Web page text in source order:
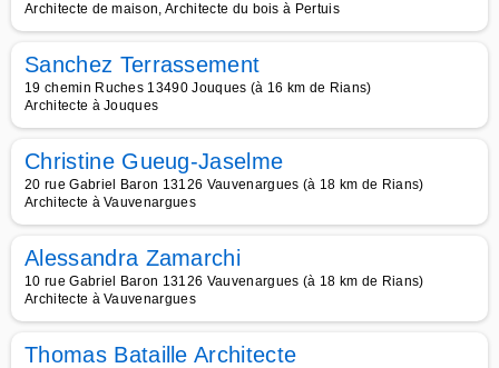
Architecte de maison, Architecte du bois à Pertuis
Sanchez Terrassement
19 chemin Ruches 13490 Jouques (à 16 km de Rians)
Architecte à Jouques
Christine Gueug-Jaselme
20 rue Gabriel Baron 13126 Vauvenargues (à 18 km de Rians)
Architecte à Vauvenargues
Alessandra Zamarchi
10 rue Gabriel Baron 13126 Vauvenargues (à 18 km de Rians)
Architecte à Vauvenargues
Thomas Bataille Architecte